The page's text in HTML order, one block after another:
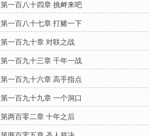
第一百八十四章 挑衅来吧
第一百八十七章 打赌一下
第一百九十章 对联之战
第一百九十三章 千年一战
第一百九十六章 高手指点
第一百九十九章 一个洞口
第两百零二章 十年之后